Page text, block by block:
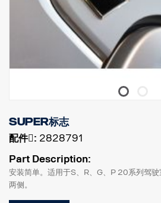
Super标志
配件􀌸: 2828791
Part Description:
安装简单。适用于S、R、G、P 20系列驾
两侧。